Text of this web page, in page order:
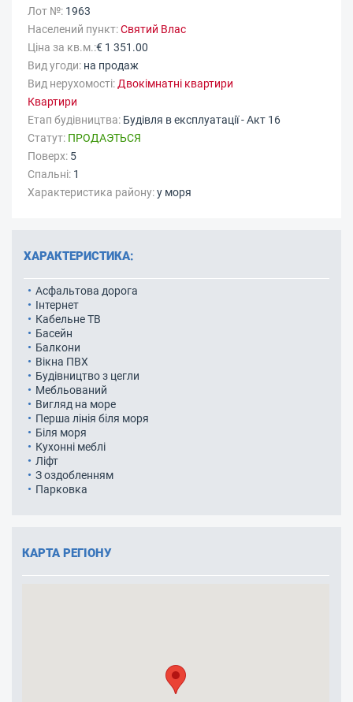
Лот №: 1963
Населений пункт:Святий Влас
Ціна за кв.м.:€ 1 351.00
Вид угоди: на продаж
Вид нерухомості: Двокімнатні квартири
Квартири
Етап будівництва: Будівля в експлуатації - Акт 16
Статут: ПРОДАЭТЬСЯ
Поверх: 5
Спальні: 1
Характеристика району:у моря
ХАРАКТЕРИСТИКА:
Асфальтова дорога
Інтернет
Кабельне ТВ
Басейн
Балкони
Вікна ПВХ
Будівництво з цегли
Мебльований
Вигляд на море
Перша лінія біля моря
Біля моря
Кухонні меблі
Ліфт
З оздобленням
Парковка
КАРТА РЕГІОНУ